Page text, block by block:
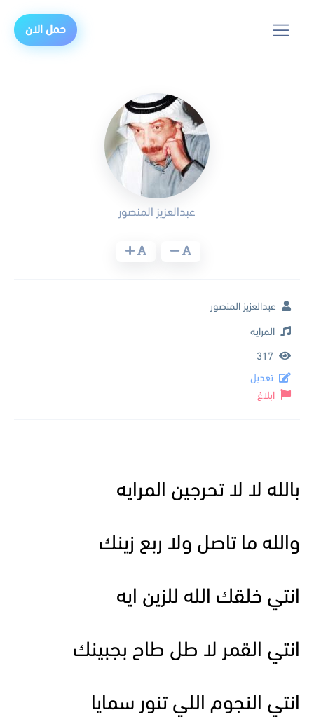
حمل الان
بالله لا لا تحرجين المرايه
والله ما تاصل ولا ربع زينك
انتي خلقك الله للزين ايه
انتي القمر لا طل طاح بجبينك
انتي النجوم اللي تنور سمايا
عبدالعزيز المنصور
عبدالعزيز المنصور
المرايه
317
تعديل
ابلاغ